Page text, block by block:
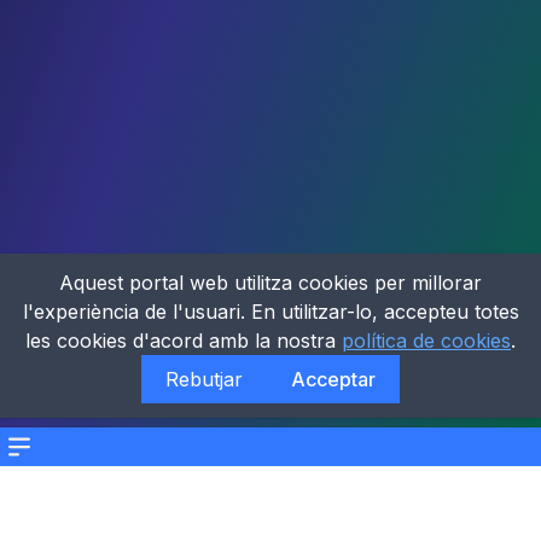
Menu
Aquest portal web utilitza cookies per millorar
l'experiència de l'usuari. En utilitzar-lo, accepteu totes
les cookies d'acord amb la nostra política de cookies.
Rebutjar
Acceptar